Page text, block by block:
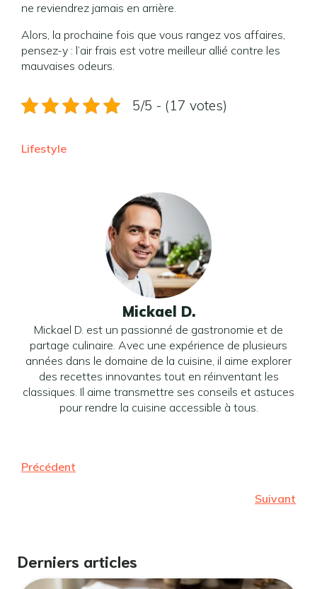
ne reviendrez jamais en arrière.
Alors, la prochaine fois que vous rangez vos affaires,
pensez-y : l’air frais est votre meilleur allié contre les
mauvaises odeurs.
5/5 - (17 votes)
Lifestyle
Mickael D.
Mickael D. est un passionné de gastronomie et de
partage culinaire. Avec une expérience de plusieurs
années dans le domaine de la cuisine, il aime explorer
des recettes innovantes tout en réinventant les
classiques. Il aime transmettre ses conseils et astuces
pour rendre la cuisine accessible à tous.
Précédent
Suivant
Derniers articles